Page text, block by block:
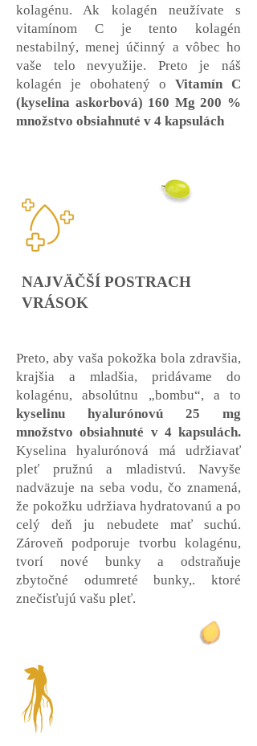
kolagénu. Ak kolagén neužívate s
vitamínom C je tento kolagén
nestabilný, menej účinný a vôbec ho
vaše telo nevyužije. Preto je náš
kolagén je obohatený o Vitamín C
(kyselina askorbová) 160 Mg 200 %
množstvo obsiahnuté v 4 kapsulách
NAJVÄČŠÍ POSTRACH
VRÁSOK
Preto, aby vaša pokožka bola zdravšia,
krajšia a mladšia, pridávame do
kolagénu, absolútnu „bombu“, a to
kyselinu hyalurónovú 25 mg
množstvo obsiahnuté v 4 kapsulách.
Kyselina hyalurónová má udržiavať
pleť pružnú a mladistvú. Navyše
nadväzuje na seba vodu, čo znamená,
že pokožku udržiava hydratovanú a po
celý deň ju nebudete mať suchú.
Zároveň podporuje tvorbu kolagénu,
tvorí nové bunky a odstraňuje
zbytočné odumreté bunky,. ktoré
znečisťujú vašu pleť.